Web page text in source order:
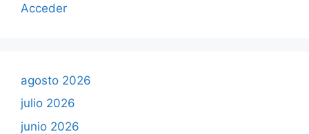
Acceder
agosto 2026
julio 2026
junio 2026